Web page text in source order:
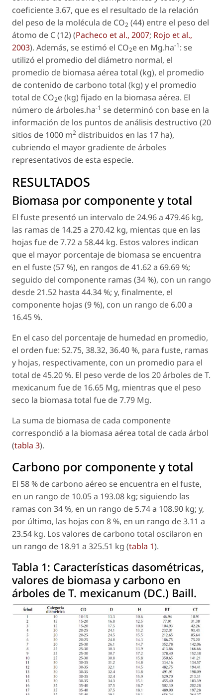
coeficiente 3.67, que es el resultado de la relación
del peso de la molécula de CO2 (44) entre el peso del
átomo de C (12) (Pacheco et al., 2007; Rojo et al.,
2003). Además, se estimó el CO2e en Mg.ha-1: se
utilizó el promedio del diámetro normal, el
promedio de biomasa aérea total (kg), el promedio
de contenido de carbono total (kg) y el promedio
total de CO2e (kg) fijado en la biomasa aérea. El
número de árboles.ha-1 se determinó con base en la
información de los puntos de análisis destructivo (20
sitios de 1000 m2 distribuidos en las 17 ha),
cubriendo el mayor gradiente de árboles
representativos de esta especie.
RESULTADOS
Biomasa por componente y total
El fuste presentó un intervalo de 24.96 a 479.46 kg,
las ramas de 14.25 a 270.42 kg, mientas que en las
hojas fue de 7.72 a 58.44 kg. Estos valores indican
que el mayor porcentaje de biomasa se encuentra
en el fuste (57 %), en rangos de 41.62 a 69.69 %;
seguido del componente ramas (34 %), con un rango
desde 21.52 hasta 44.34 %; y, finalmente, el
componente hojas (9 %), con un rango de 6.00 a
16.45 %.
En el caso del porcentaje de humedad en promedio,
el orden fue: 52.75, 38.32, 36.40 %, para fuste, ramas
y hojas, respectivamente, con un promedio para el
total de 45.20 %. El peso verde de los 20 árboles deT.
mexicanum fue de 16.65 Mg, mientras que el peso
seco la biomasa total fue de 7.79 Mg.
La suma de biomasa de cada componente
correspondió a la biomasa aérea total de cada árbol
(tabla 3).
Carbono por componente y total
El 58 % de carbono aéreo se encuentra en el fuste,
en un rango de 10.05 a 193.08 kg; siguiendo las
ramas con 34 %, en un rango de 5.74 a 108.90 kg; y,
por último, las hojas con 8 %, en un rango de 3.11 a
23.54 kg. Los valores de carbono total oscilaron en
un rango de 18.91 a 325.51 kg (tabla 1).
Tabla 1: Características dasométricas,
valores de biomasa y carbono en
árboles de T. mexicanum (DC.) Baill.